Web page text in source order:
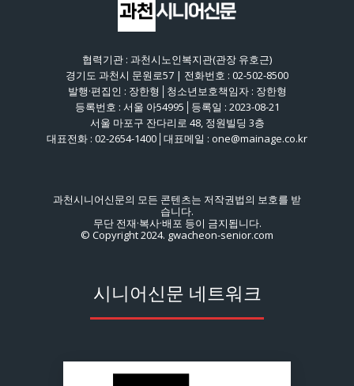
협력기관 : 과천시노인복지관(관장 유호근)
경기도 과천시 문원로57 | 전화번호 : 02-502-8500
발행·편집인 : 장한형│청소년보호책임자 : 장한형
등록번호 : 서울 아54995│등록일 : 2023-08-21
서울 마포구 잔다리로 48, 정원빌딩 3층
대표전화 : 02-2654-1400│대표메일 : one@mainage.co.kr
과천시니어신문의 모든 콘텐츠는 저작권법의 보호를 받
습니다.
무단 전재·복사·배포 등이 금지됩니다.
© Copyright 2024. gwacheon-senior.com
시니어신문 네트워크